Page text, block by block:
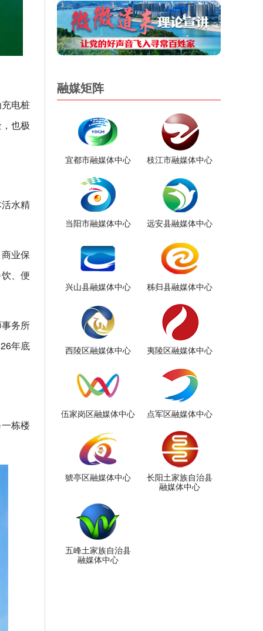
电桩
也极
水精
业保
、便
务所
年底
栋楼
融媒矩阵
宜都市融媒体中心 枝江市融媒体中心
当阳市融媒体中心 远安县融媒体中心
兴山县融媒体中心 秭归县融媒体中心
西陵区融媒体中心 夷陵区融媒体中心
伍家岗区融媒体中心 点军区融媒体中心
猇亭区融媒体中心
长阳土家族自治县
融媒体中心
五峰土家族自治县
融媒体中心